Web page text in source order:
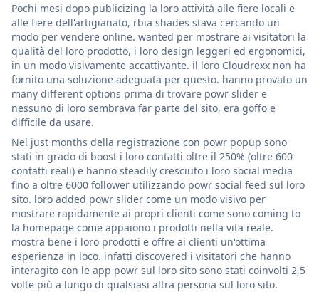
Pochi mesi dopo publicizing la loro attività alle fiere locali e
alle fiere dell'artigianato, rbia shades stava cercando un
modo per vendere online. wanted per mostrare ai visitatori la
qualità del loro prodotto, i loro design leggeri ed ergonomici,
in un modo visivamente accattivante. il loro Cloudrexx non ha
fornito una soluzione adeguata per questo. hanno provato un
many different options prima di trovare powr slider e
nessuno di loro sembrava far parte del sito, era goffo e
difficile da usare.
Nel just months della registrazione con powr popup sono
stati in grado di boost i loro contatti oltre il 250% (oltre 600
contatti reali) e hanno steadily cresciuto i loro social media
fino a oltre 6000 follower utilizzando powr social feed sul loro
sito. loro added powr slider come un modo visivo per
mostrare rapidamente ai propri clienti come sono coming to
la homepage come appaiono i prodotti nella vita reale.
mostra bene i loro prodotti e offre ai clienti un'ottima
esperienza in loco. infatti discovered i visitatori che hanno
interagito con le app powr sul loro sito sono stati coinvolti 2,5
volte più a lungo di qualsiasi altra persona sul loro sito.